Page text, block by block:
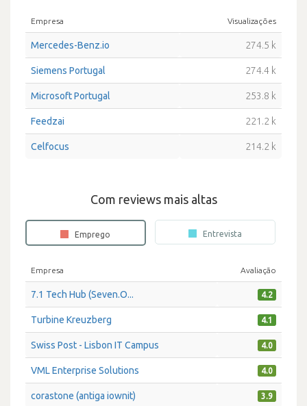
Empresa Visualizações
Mercedes-Benz.io 274.5 k
Siemens Portugal 274.4 k
Microsoft Portugal 253.8 k
Feedzai 221.2 k
Celfocus 214.2 k
Com reviews mais altas
Emprego Entrevista
Empresa Avaliação
7.1 Tech Hub (Seven.O... 4.2
Turbine Kreuzberg 4.1
Swiss Post - Lisbon IT Campus 4.0
VML Enterprise Solutions 4.0
corastone (antiga iownit) 3.9